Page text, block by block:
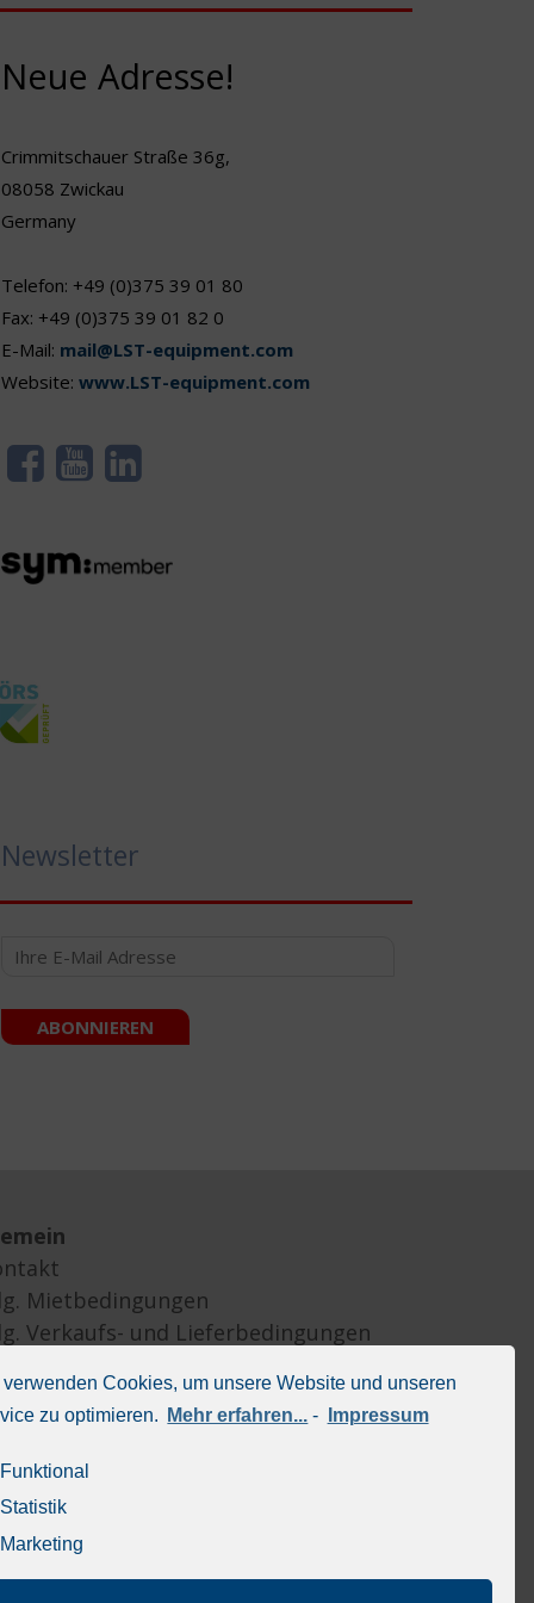
verwenden Cookies, um unsere Website und unseren
zu optimieren.
Mehr erfahren... - Impressum
Funktional
Statistik
Marketing
Bereichen. Anwendern, die […]
Neue Adresse!
Crimmitschauer Straße 36g,
08058 Zwickau
Germany
Telefon: +49 (0)375 39 01 80
Fax: +49 (0)375 39 01 82 0
E-Mail: mail@LST-equipment.com
Website: www.LST-equipment.com
Newsletter
Mietbedingungen
Verkaufs- und Lieferbedingungen
policy (EU)